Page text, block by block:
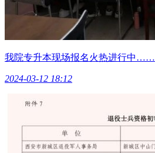
我院专升本现场报名火热进行中……
2024-03-12 18:12